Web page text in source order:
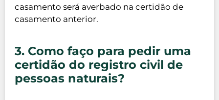
casamento será averbado na certidão de
casamento anterior.
3. Como faço para pedir uma
certidão do registro civil de
pessoas naturais?